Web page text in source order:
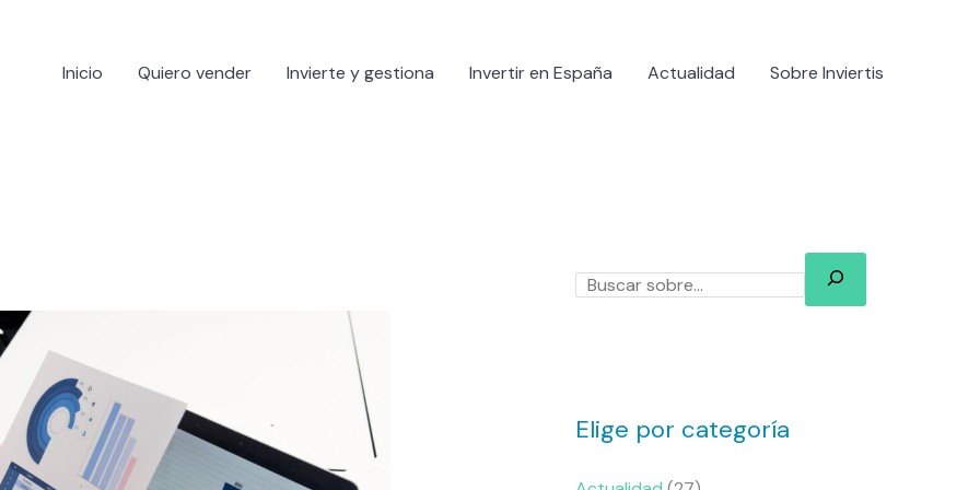
Inicio Quiero vender Invierte y gestiona Invertir en España Actualidad Sobre Inviertis
Elige por categoría